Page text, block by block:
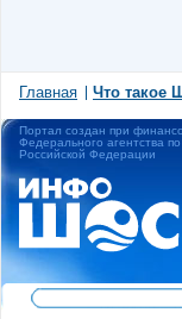
Главная Что такое
Портал создан при
Федерального агентства
Российской Федерации